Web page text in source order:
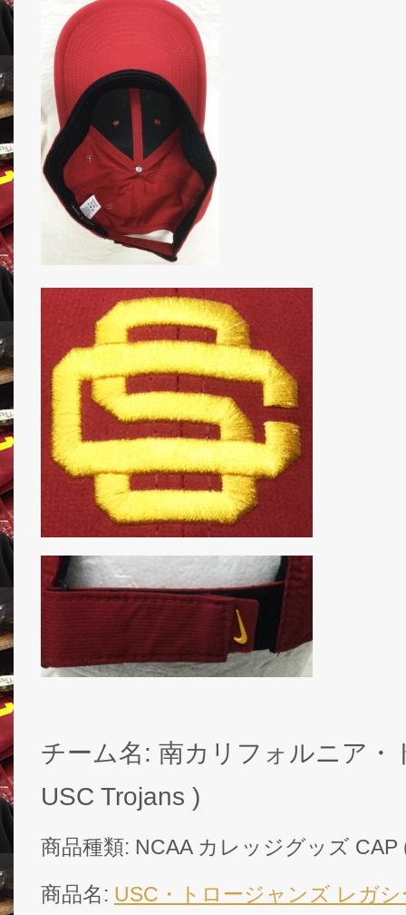
チーム名: 南カリフォルニア・
USC Trojans )
商品種類: NCAA カレッジグッズ
商品名: USC・トロージャンズ レガ